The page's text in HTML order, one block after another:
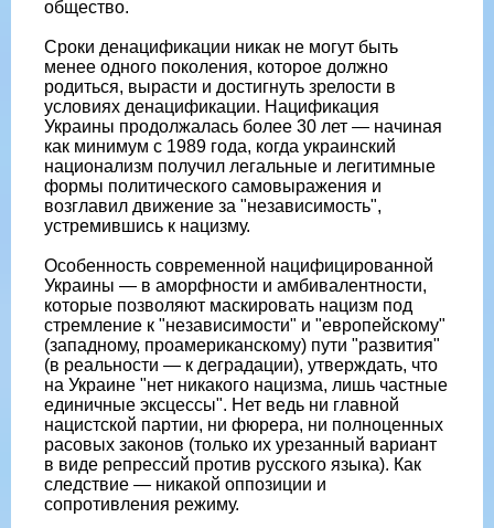
общество.
Сроки денацификации никак не могут быть
менее одного поколения, которое должно
родиться, вырасти и достигнуть зрелости в
условиях денацификации. Нацификация
Украины продолжалась более 30 лет — начиная
как минимум с 1989 года, когда украинский
национализм получил легальные и легитимные
формы политического самовыражения и
возглавил движение за "независимость",
устремившись к нацизму.
Особенность современной нацифицированной
Украины — в аморфности и амбивалентности,
которые позволяют маскировать нацизм под
стремление к "независимости" и "европейскому"
(западному, проамериканскому) пути "развития"
(в реальности — к деградации), утверждать, что
на Украине "нет никакого нацизма, лишь частные
единичные эксцессы". Нет ведь ни главной
нацистской партии, ни фюрера, ни полноценных
расовых законов (только их урезанный вариант
в виде репрессий против русского языка). Как
следствие — никакой оппозиции и
сопротивления режиму.